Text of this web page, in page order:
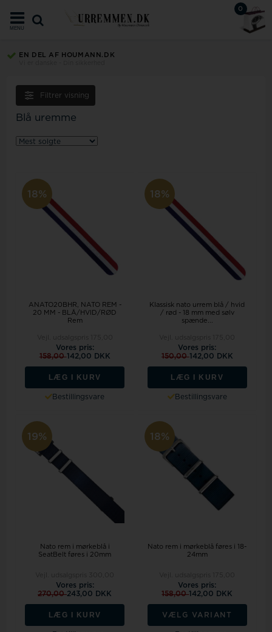
0
MENU
MULIGHED FOR FRI LEVERING
Filtrer visning
Blå uremme
18%
ANATO20BHR, NATO REM -
20 MM - BLÅ/HVID/RØD
Rem
Vores pris:
158,00142,00 DKK
LÆG I KURV
Bestillingsvare
18%
Klassisk nato urrem blå / hvid
/ rød - 18 mm med sølv
spænde...
Vores pris:
150,00142,00 DKK
LÆG I KURV
Bestillingsvare
19%
Nato rem i mørkeblå i
SeatBelt føres i 20mm
Vores pris:
270,00243,00 DKK
LÆG I KURV
18%
Nato rem i mørkeblå føres i 18-
24mm
Vores pris:
158,00142,00 DKK
VÆLG VARIANT